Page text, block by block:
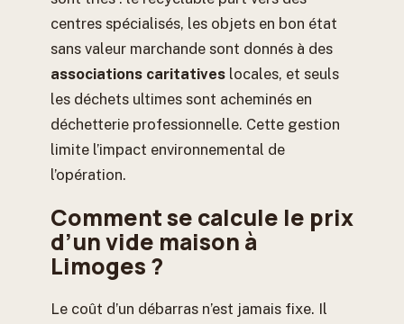
centres spécialisés, les objets en bon état
sans valeur marchande sont donnés à des
associations caritatives locales, et seuls
les déchets ultimes sont acheminés en
déchetterie professionnelle. Cette gestion
limite l’impact environnemental de
l’opération.
Comment se calcule le prix
d’un vide maison à
Limoges ?
Le coût d’un débarras n’est jamais fixe. Il